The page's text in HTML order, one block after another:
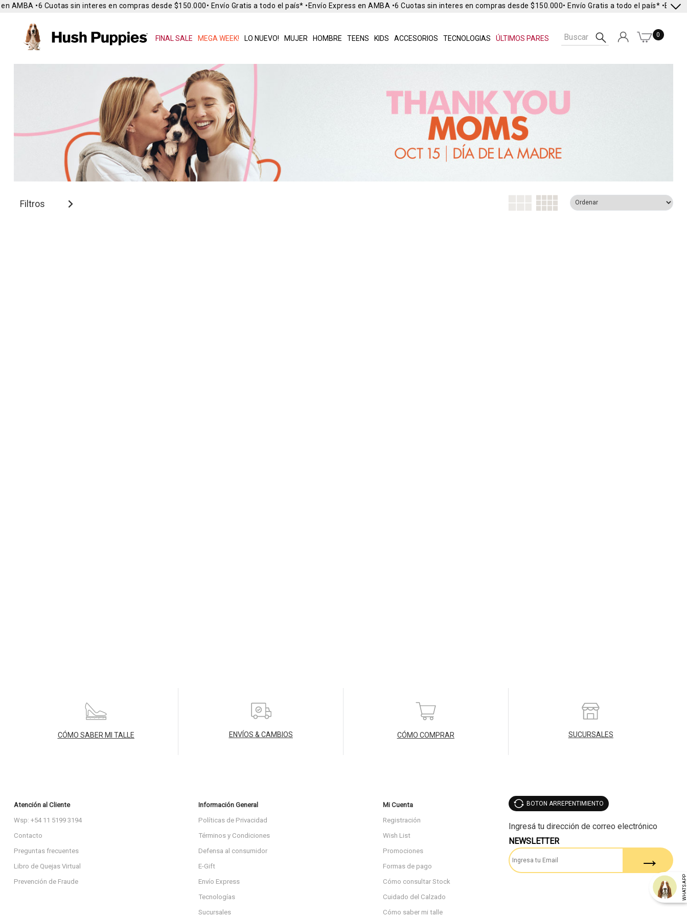
FINAL SALE MEGA WEEK! LO NUEVO! MUJER HOMBRE TEENS KIDS ACCESORIOS TECNOLOGIAS ÚLTIMOS PARES
AMBA •6 Cuotas sin interes en compras desde $150.000• Envío Gratis a todo el país* •Envío Express en AMBA •6 Cuotas sin interes en compras desde $150.000• Envío Gratis a todo el país* •Envío
0
Filtros
CÓMO SABER MI TALLE ENVÍOS & CAMBIOS CÓMO COMPRAR SUCURSALES
Atención al Cliente
Wsp: +54 11 5199 3194
Contacto
Preguntas frecuentes
Libro de Quejas Virtual
Prevención de Fraude
Información General
Políticas de Privacidad
Términos y Condiciones
Defensa al consumidor
E-Gift
Envío Express
Tecnologías
Sucursales
Mi Cuenta
Registración
Wish List
Promociones
Formas de pago
Cómo consultar Stock
Cuidado del Calzado
Cómo saber mi talle
WHATSAPP
BOTON ARREPENTIMIENTO
NEWSLETTER